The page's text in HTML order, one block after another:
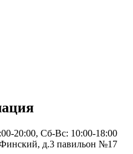
20:00, Сб-Вс: 10:00-18:00
д.3 павильон №17